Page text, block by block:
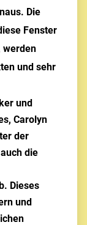
Die
Fenster
werden
und sehr
und
Carolyn
der
die
Dieses
und